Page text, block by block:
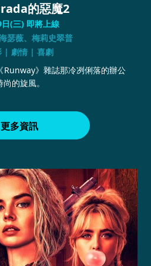
的惡魔2
(三) 即將上線
瑟薇、梅莉史翠普
| 劇情 | 喜劇
Runway》雜誌那冷冽俐落的辦公
的旋風。
更多資訊